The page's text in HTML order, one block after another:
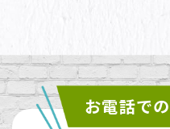
お電話で